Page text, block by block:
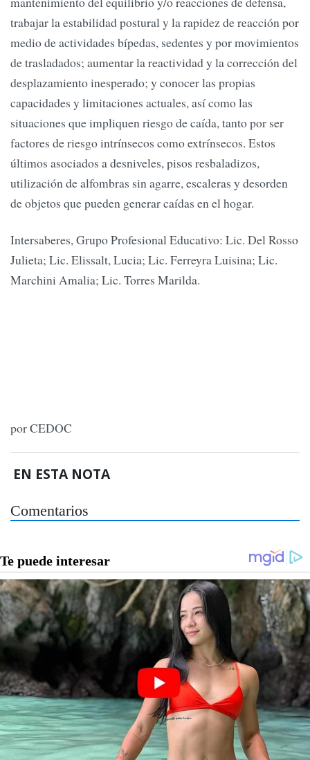
trabajar la estabilidad postural y la rapidez de reacción por
medio de actividades bípedas, sedentes y por movimientos
de trasladados; aumentar la reactividad y la corrección del
desplazamiento inesperado; y conocer las propias
capacidades y limitaciones actuales, así como las
situaciones que impliquen riesgo de caída, tanto por ser
factores de riesgo intrínsecos como extrínsecos. Estos
últimos asociados a desniveles, pisos resbaladizos,
utilización de alfombras sin agarre, escaleras y desorden
de objetos que pueden generar caídas en el hogar.
Intersaberes, Grupo Profesional Educativo: Lic. Del Rosso
Julieta; Lic. Elissalt, Lucia; Lic. Ferreyra Luisina; Lic.
Marchini Amalia; Lic. Torres Marilda.
por CEDOC
EN ESTA NOTA
Comentarios